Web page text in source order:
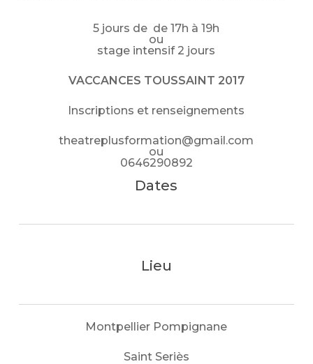
5 jours de de 17h à 19h
ou
stage intensif 2 jours
VACCANCES TOUSSAINT 2017
Inscriptions et renseignements
theatreplusformation@gmail.com
ou
0646290892
Dates
Lieu
Montpellier Pompignane
Saint Seriès